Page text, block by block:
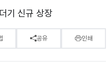
기 신규 상장
공유 인쇄